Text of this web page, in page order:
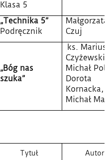
Klasa 5
„Technika 5”
Podręcznik
Małgorzata
Czuj
„Bóg nas
szuka”
ks. Mariusz
Czyżewski,
Michał
Dorota
Kornacka,
Michał
Tytuł Autor